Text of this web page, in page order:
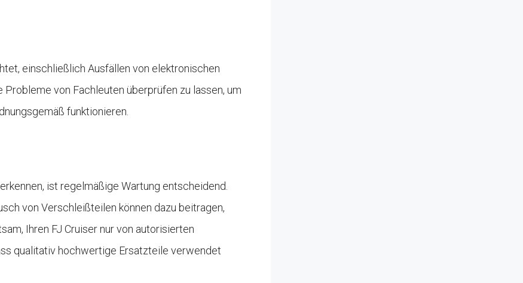
einschließlich Ausfällen von elektronischen
von Fachleuten überprüfen zu lassen, um
funktionieren.
ist regelmäßige Wartung entscheidend.
von Verschleißteilen können dazu beitragen,
Ihren FJ Cruiser nur von autorisierten
qualitativ hochwertige Ersatzteile verwendet